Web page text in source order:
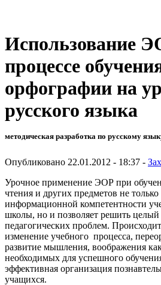
Использование
процессе
орфографии на
русского языка
методическая разработка по русскому
Опубликовано 22.01.2012 - 18:37 -
Урочное применение ЭОР при
чтения и других предметов не
информационной компетентности
школы, но и позволяет решить целый
педагогических проблем.
изменение учебного процесса,
развитие мышления, воображения
необходимых для успешного
эффективная организация
учащихся.